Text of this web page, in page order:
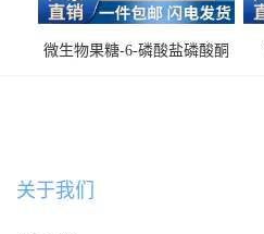
微生物果糖-6-磷酸盐磷酸酮
关于我们